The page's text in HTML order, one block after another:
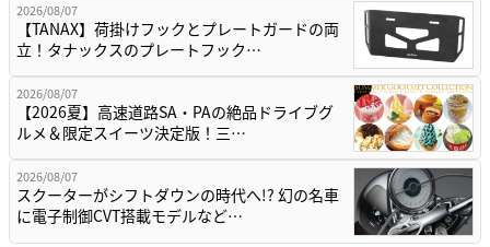
2026/08/07
【TANAX】荷掛けフックとプレートガードの両
立！タナックスのプレートフック…
2026/08/07
【2026夏】高速道路SA・PAの絶品ドライブグ
ルメ＆限定スイーツ決定版！三…
2026/08/07
スクーターがシフトダウンの時代へ!? 幻の名車
に電子制御CVT搭載モデルなど…